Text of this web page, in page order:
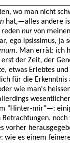
wo man nicht
hat,—alles andere
reden nurvon
ego ipsissimus, ja
. Man errät: ich
der Zeit, der
etwas Erlebtes
für die Erkenntnis
wie man's
"Hinter-mir"—:
Betrachtungen,
vorher
wie es einem